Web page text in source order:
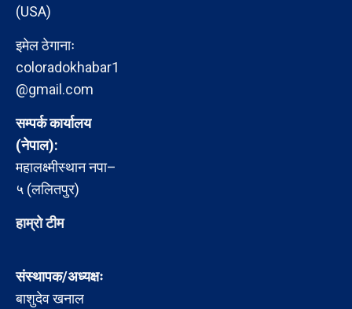
(USA)
इमेल ठेगानाः
coloradokhabar1
@gmail.com
सम्पर्क कार्यालय
(नेपाल):
महालक्ष्मीस्थान नपा–
५ (ललितपुर)
हाम्रो टीम
संस्थापक/अध्यक्षः
बाशुदेव खनाल